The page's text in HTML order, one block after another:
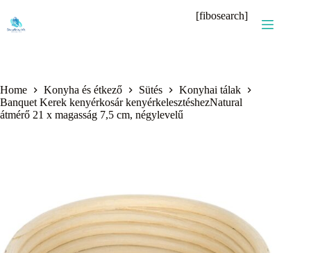
content
[fibosearch]
Home Konyha és étkező Sütés
Konyhai tálak
Banquet Kerek kenyérkosár kenyérkelesztéshezNatural
átmérő 21 x magasság 7,5 cm, négylevelű